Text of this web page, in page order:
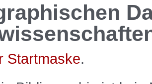
Startmaske.